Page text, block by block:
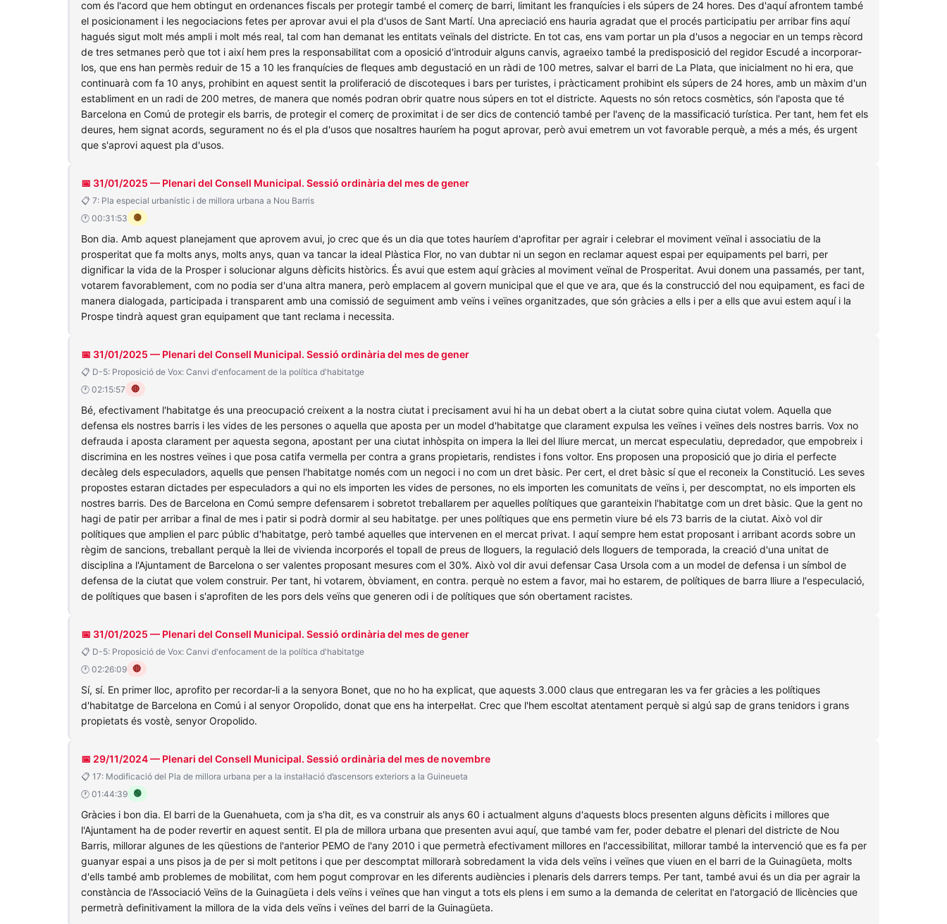
com és l'acord que hem obtingut en ordenances fiscals per protegir també el comerç de barri, limitant les franquícies i els súpers de 24 hores. Des d'aquí afrontem també
el posicionament i les negociacions fetes per aprovar avui el pla d'usos de Sant Martí. Una apreciació ens hauria agradat que el procés participatiu per arribar fins aquí
hagués sigut molt més ampli i molt més real, tal com han demanat les entitats veïnals del districte. En tot cas, ens vam portar un pla d'usos a negociar en un temps rècord
de tres setmanes però que tot i així hem pres la responsabilitat com a oposició d'introduir alguns canvis, agraeixo també la predisposició del regidor Escudé a incorporar-
los, que ens han permès reduir de 15 a 10 les franquícies de fleques amb degustació en un ràdi de 100 metres, salvar el barri de La Plata, que inicialment no hi era, que
continuarà com fa 10 anys, prohibint en aquest sentit la proliferació de discoteques i bars per turistes, i pràcticament prohibint els súpers de 24 hores, amb un màxim d'un
establiment en un radi de 200 metres, de manera que només podran obrir quatre nous súpers en tot el districte. Aquests no són retocs cosmètics, són l'aposta que té
Barcelona en Comú de protegir els barris, de protegir el comerç de proximitat i de ser dics de contenció també per l'avenç de la massificació turística. Per tant, hem fet els
deures, hem signat acords, segurament no és el pla d'usos que nosaltres hauríem ha pogut aprovar, però avui emetrem un vot favorable perquè, a més a més, és urgent
que s'aprovi aquest pla d'usos.
📅 31/01/2025 — Plenari del Consell Municipal. Sessió ordinària del mes de gener
📋 7: Pla especial urbanístic i de millora urbana a Nou Barris
🕐 00:31:53
🟡
Bon dia. Amb aquest planejament que aprovem avui, jo crec que és un dia que totes hauríem d'aprofitar per agrair i celebrar el moviment veïnal i associatiu de la
prosperitat que fa molts anys, molts anys, quan va tancar la ideal Plàstica Flor, no van dubtar ni un segon en reclamar aquest espai per equipaments pel barri, per
dignificar la vida de la Prosper i solucionar alguns dèficits històrics. És avui que estem aquí gràcies al moviment veïnal de Prosperitat. Avui donem una passamés, per tant,
votarem favorablement, com no podia ser d'una altra manera, però emplacem al govern municipal que el que ve ara, que és la construcció del nou equipament, es faci de
manera dialogada, participada i transparent amb una comissió de seguiment amb veïns i veïnes organitzades, que són gràcies a ells i per a ells que avui estem aquí i la
Prospe tindrà aquest gran equipament que tant reclama i necessita.
📅 31/01/2025 — Plenari del Consell Municipal. Sessió ordinària del mes de gener
📋 D-5: Proposició de Vox: Canvi d'enfocament de la política d'habitatge
🕐 02:15:57 🔴
Bé, efectivament l'habitatge és una preocupació creixent a la nostra ciutat i precisament avui hi ha un debat obert a la ciutat sobre quina ciutat volem. Aquella que
defensa els nostres barris i les vides de les persones o aquella que aposta per un model d'habitatge que clarament expulsa les veïnes i veïnes dels nostres barris. Vox no
defrauda i aposta clarament per aquesta segona, apostant per una ciutat inhòspita on impera la llei del lliure mercat, un mercat especulatiu, depredador, que empobreix i
discrimina en les nostres veïnes i que posa catifa vermella per contra a grans propietaris, rendistes i fons voltor. Ens proposen una proposició que jo diria el perfecte
decàleg dels especuladors, aquells que pensen l'habitatge només com un negoci i no com un dret bàsic. Per cert, el dret bàsic sí que el reconeix la Constitució. Les seves
propostes estaran dictades per especuladors a qui no els importen les vides de persones, no els importen les comunitats de veïns i, per descomptat, no els importen els
nostres barris. Des de Barcelona en Comú sempre defensarem i sobretot treballarem per aquelles polítiques que garanteixin l'habitatge com un dret bàsic. Que la gent no
hagi de patir per arribar a final de mes i patir si podrà dormir al seu habitatge. per unes polítiques que ens permetin viure bé els 73 barris de la ciutat. Això vol dir
polítiques que amplien el parc públic d'habitatge, però també aquelles que intervenen en el mercat privat. I aquí sempre hem estat proposant i arribant acords sobre un
règim de sancions, treballant perquè la llei de vivienda incorporés el topall de preus de lloguers, la regulació dels lloguers de temporada, la creació d'una unitat de
disciplina a l'Ajuntament de Barcelona o ser valentes proposant mesures com el 30%. Això vol dir avui defensar Casa Ursola com a un model de defensa i un símbol de
defensa de la ciutat que volem construir. Per tant, hi votarem, òbviament, en contra. perquè no estem a favor, mai ho estarem, de polítiques de barra lliure a l'especulació,
de polítiques que basen i s'aprofiten de les pors dels veïns que generen odi i de polítiques que són obertament racistes.
📅 31/01/2025 — Plenari del Consell Municipal. Sessió ordinària del mes de gener
📋 D-5: Proposició de Vox: Canvi d'enfocament de la política d'habitatge
🕐 02:26:09 🔴
Sí, sí. En primer lloc, aprofito per recordar-li a la senyora Bonet, que no ho ha explicat, que aquests 3.000 claus que entregaran les va fer gràcies a les polítiques
d'habitatge de Barcelona en Comú i al senyor Oropolido, donat que ens ha interpel·lat. Crec que l'hem escoltat atentament perquè si algú sap de grans tenidors i grans
propietats és vostè, senyor Oropolido.
📅 29/11/2024 — Plenari del Consell Municipal. Sessió ordinària del mes de novembre
📋 17: Modificació del Pla de millora urbana per a la instal·lació d’ascensors exteriors a la Guineueta
🕐 01:44:39 🟢
Gràcies i bon dia. El barri de la Guenahueta, com ja s'ha dit, es va construir als anys 60 i actualment alguns d'aquests blocs presenten alguns dèficits i millores que
l'Ajuntament ha de poder revertir en aquest sentit. El pla de millora urbana que presenten avui aquí, que també vam fer, poder debatre el plenari del districte de Nou
Barris, millorar algunes de les qüestions de l'anterior PEMO de l'any 2010 i que permetrà efectivament millores en l'accessibilitat, millorar també la intervenció que es fa per
guanyar espai a uns pisos ja de per si molt petitons i que per descomptat millorarà sobredament la vida dels veïns i veïnes que viuen en el barri de la Guinagüeta, molts
d'ells també amb problemes de mobilitat, com hem pogut comprovar en les diferents audiències i plenaris dels darrers temps. Per tant, també avui és un dia per agrair la
constància de l'Associació Veïns de la Guinagüeta i dels veïns i veïnes que han vingut a tots els plens i em sumo a la demanda de celeritat en l'atorgació de llicències que
permetrà definitivament la millora de la vida dels veïns i veïnes del barri de la Guinagüeta.